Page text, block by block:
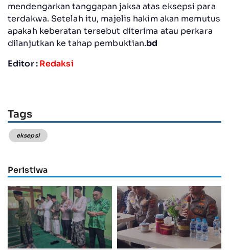
mendengarkan tanggapan jaksa atas eksepsi para
terdakwa. Setelah itu, majelis hakim akan memutus
apakah keberatan tersebut diterima atau perkara
dilanjutkan ke tahap pembuktian.bd
Editor :Redaksi
Tags
eksepsi
Peristiwa